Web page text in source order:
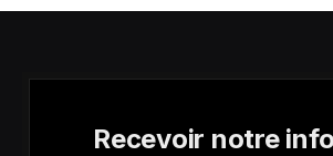
Recevoir notre